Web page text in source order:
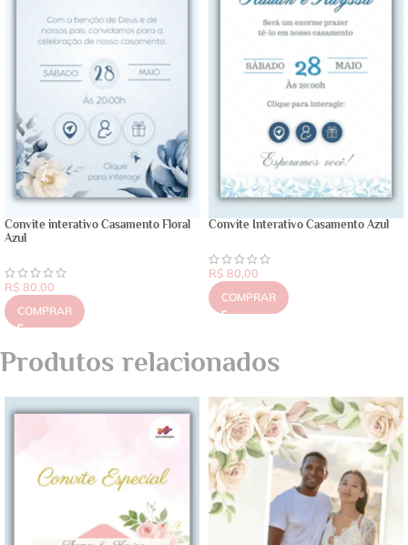
Convite interativo Casamento Floral
Azul
R$ 80,00
COMPRAR
Convite Interativo Casamento Azul
R$ 80,00
COMPRAR
Produtos relacionados